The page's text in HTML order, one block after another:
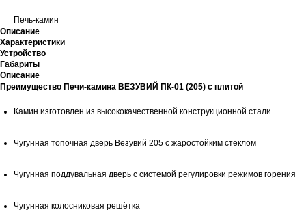
Печь-камин
Описание
Характеристики
Устройство
Габариты
Описание
Преимущество Печи-камина ВЕЗУВИЙ ПК-01 (205) с плитой
Камин изготовлен из высококачественной конструкционной стали
Чугунная топочная дверь Везувий 205 с жаростойким стеклом
Чугунная поддувальная дверь с системой регулировки режимов горения
Чугунная колосниковая решётка